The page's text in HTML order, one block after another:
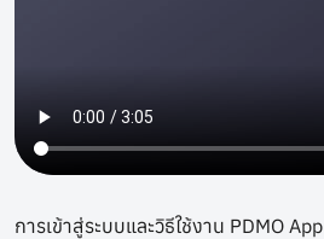
การเข้าสู่ระบบและวิธีใช้งาน PDMO App